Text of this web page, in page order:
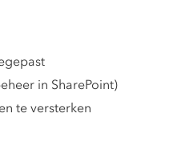
in SharePoint)
te versterken